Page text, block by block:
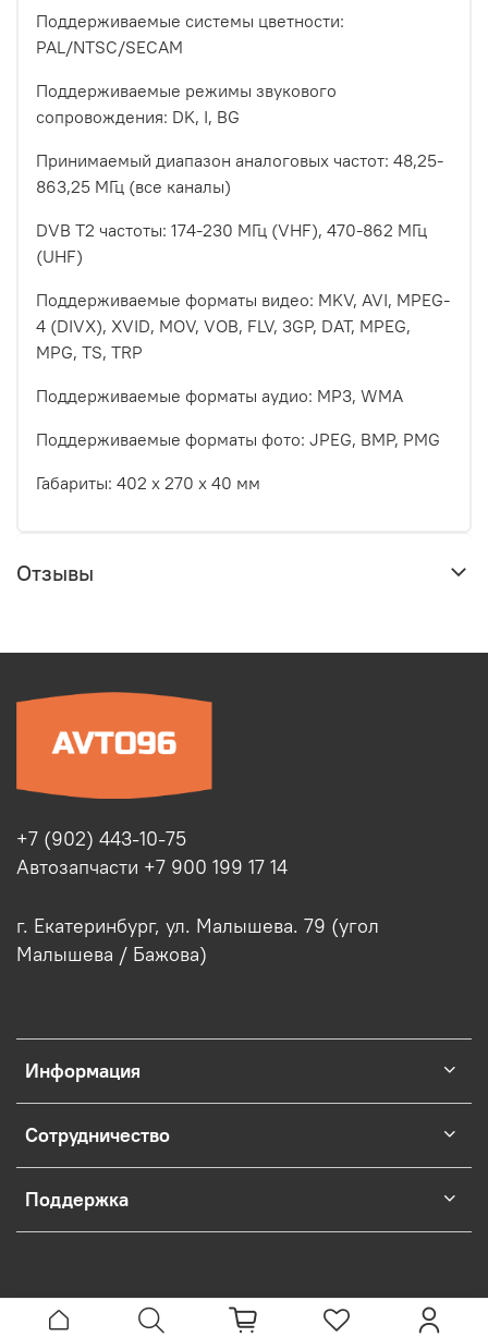
Поддерживаемые системы цветности:
PAL/NTSC/SECAM
Поддерживаемые режимы звукового
сопровождения: DK, I, BG
Принимаемый диапазон аналоговых частот: 48,25-
863,25 МГц (все каналы)
DVB T2 частоты: 174-230 МГц (VHF), 470-862 МГц
(UHF)
Поддерживаемые форматы видео: MKV, AVI, MPEG-
4 (DIVX), XVID, MOV, VOB, FLV, 3GP, DAT, MPEG,
MPG, TS, TRP
Поддерживаемые форматы аудио: MP3, WMA
Поддерживаемые форматы фото: JPEG, BMP, PMG
Габариты: 402 х 270 х 40 мм
Отзывы
Информация
Сотрудничество
Поддержка
+7 (902) 443-10-75
Автозапчасти +7 900 199 17 14
г. Екатеринбург, ул. Малышева. 79 (угол
Малышева / Бажова)